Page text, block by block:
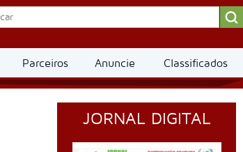
Parceiros Anuncie Classificados
JORNAL DIGITAL